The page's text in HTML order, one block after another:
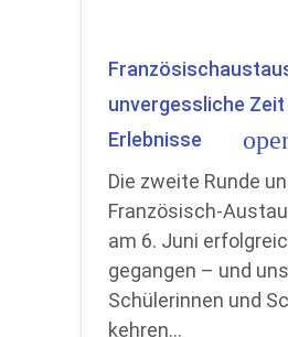
unvergessliche
Erlebnisse
Die zweite Runde
Französisch-
am 6. Juni
gegangen – und
Schülerinnen und
kehren…